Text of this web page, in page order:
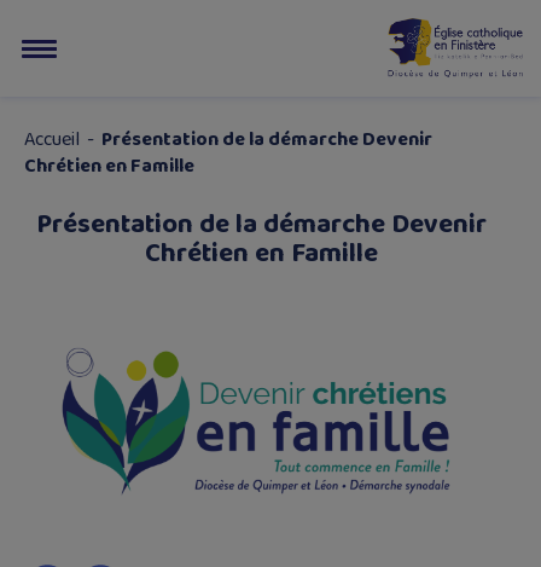
Accueil - Présentation de la démarche Devenir
Chrétien en Famille
Présentation de la démarche Devenir
Chrétien en Famille